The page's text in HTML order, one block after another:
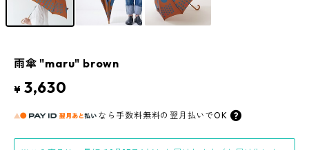
雨傘 "maru" brown
¥ 3,630
なら 手数料無料の 翌月払いでOK